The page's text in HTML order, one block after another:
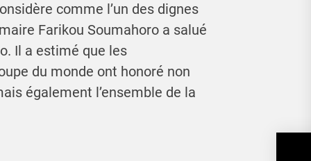
comme l’un des dignes
Farikou Soumahoro a salué
Il a estimé que les
du monde ont honoré non
également l’ensemble de la